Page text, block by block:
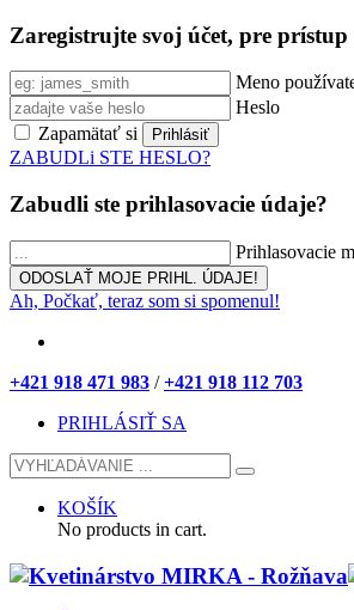
Zaregistrujte svoj účet, pre
Meno
Heslo
Zapamätať si
ZABUDLi STE HESLO?
Zabudli ste prihlasovacie údaje?
Prihlasovacie
Ah, Počkať, teraz som si spomenul!
+421 918 471 983 /+421 918 112 703
PRIHLÁSIŤ SA
KOŠÍK
No products in cart.